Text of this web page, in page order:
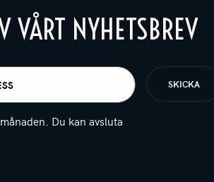
VÅRT NYHETSBREV
Du kan avsluta